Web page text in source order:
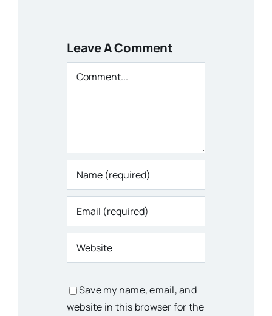
Leave A Comment
Comment
Save my name, email, and
website in this browser for the